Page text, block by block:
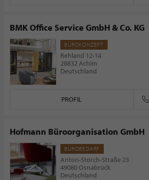
BMK Office Service GmbH & Co. KG
BÜROKONZEPT
Rehland 12-14
28832 Achim
Deutschland
PROFIL
Hofmann Büroorganisation GmbH
BÜROBEDARF
Anton-Storch-Straße 23
49080 Osnabrück
Deutschland